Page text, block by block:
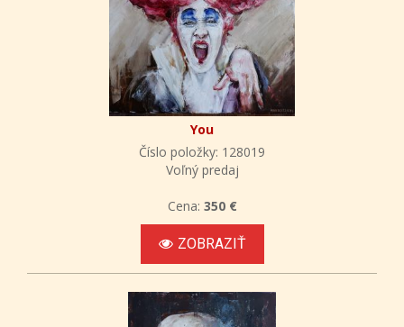
You
Číslo položky: 128019
Voľný predaj
Cena: 350 €
ZOBRAZIŤ